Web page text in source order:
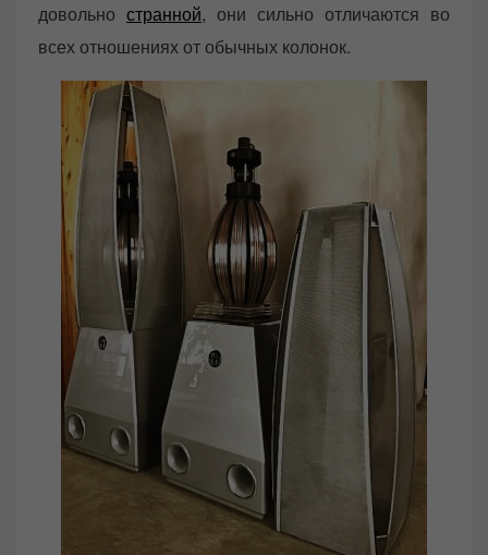
довольно странной, они сильно отличаются во
всех отношениях от обычных колонок.